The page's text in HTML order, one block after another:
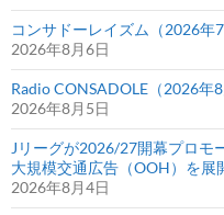
コンサドーレイズム（2026年7
2026年8月6日
Radio CONSADOLE（2026年8
2026年8月5日
Jリーグが2026/27開幕プロモ
大規模交通広告（OOH）を展
2026年8月4日